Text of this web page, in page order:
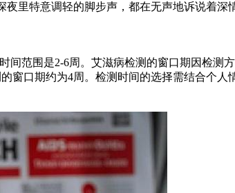
里特意调轻的脚步声，都在无声地诉说着
间范围是2-6周。艾滋病检测的窗口期因检
窗口期约为4周。检测时间的选择需结合个